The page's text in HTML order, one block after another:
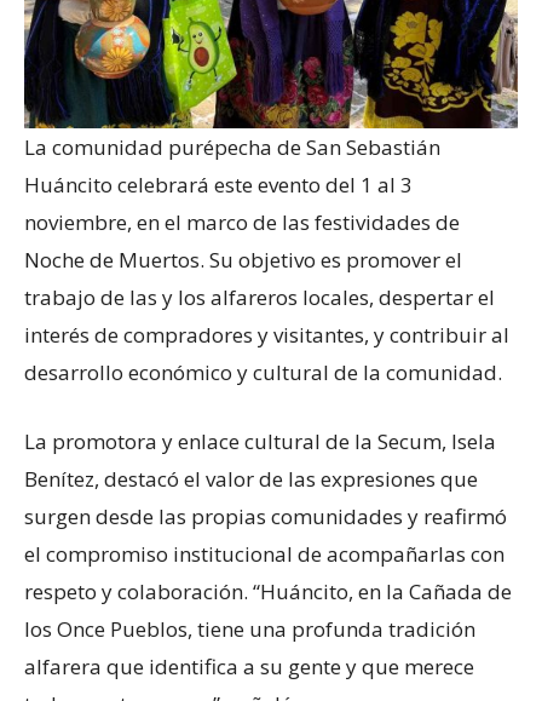
La comunidad purépecha de San Sebastián
Huáncito celebrará este evento del 1 al 3
noviembre, en el marco de las festividades de
Noche de Muertos. Su objetivo es promover el
trabajo de las y los alfareros locales, despertar el
interés de compradores y visitantes, y contribuir al
desarrollo económico y cultural de la comunidad.
La promotora y enlace cultural de la Secum, Isela
Benítez, destacó el valor de las expresiones que
surgen desde las propias comunidades y reafirmó
el compromiso institucional de acompañarlas con
respeto y colaboración. “Huáncito, en la Cañada de
los Once Pueblos, tiene una profunda tradición
alfarera que identifica a su gente y que merece